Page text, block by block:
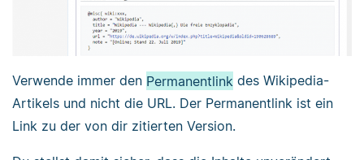
Verwende immer den Permanentlink des Wikipedia-
Artikels und nicht die URL. Der Permanentlink ist ein
Link zu der von dir zitierten Version.